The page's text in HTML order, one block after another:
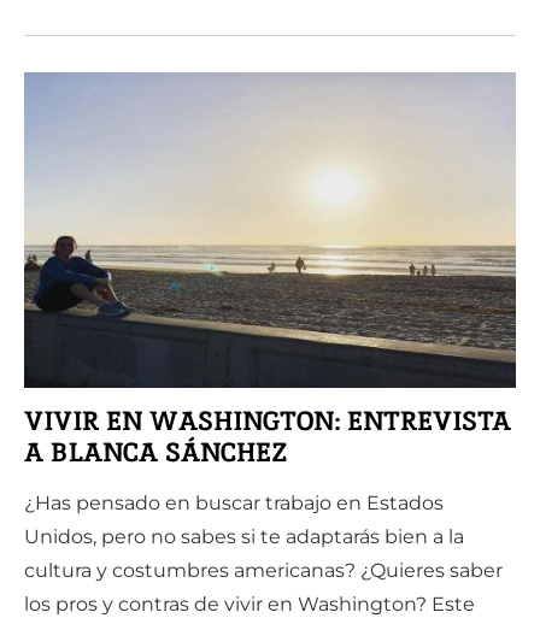
VIVIR EN WASHINGTON: ENTREVISTA
A BLANCA SÁNCHEZ
¿Has pensado en buscar trabajo en Estados
Unidos, pero no sabes si te adaptarás bien a la
cultura y costumbres americanas? ¿Quieres saber
los pros y contras de vivir en Washington? Este